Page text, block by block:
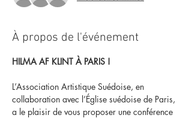
À propos de l'événement
HILMA AF KLINT À PARIS !
L’Association Artistique Suédoise, en
collaboration avec l’Église suédoise de Paris,
a le plaisir de vous proposer une conférence